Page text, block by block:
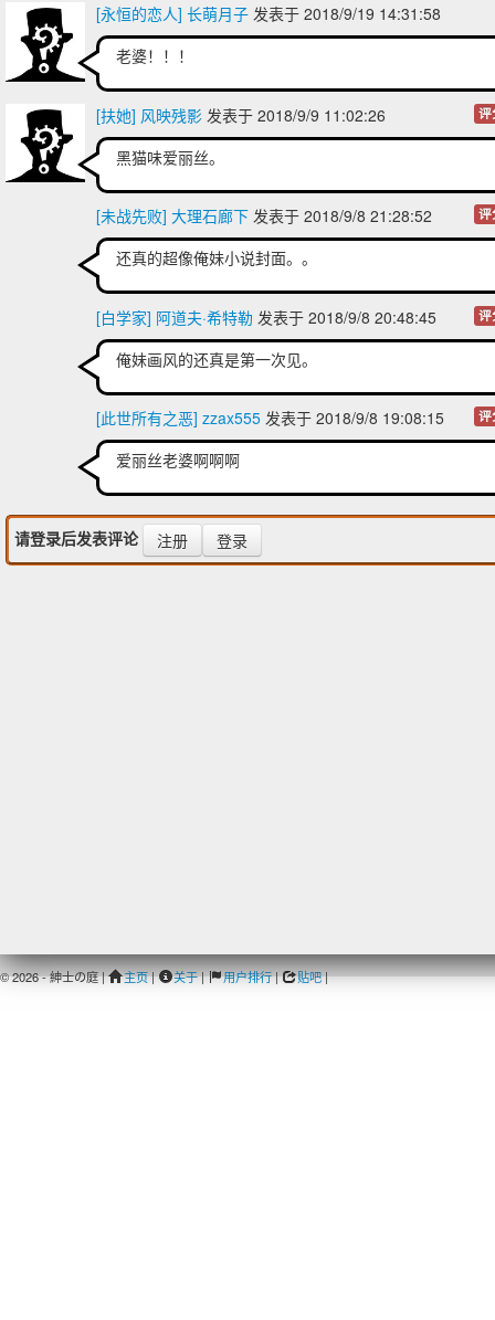
[永恒的恋人] 长萌月子 发表于 2018/9/19 14:31:58
老婆！！！
[扶她] 风映残影 发表于 2018/9/9 11:02:26 评
黑猫味爱丽丝。
[未战先败] 大理石廊下 发表于 2018/9/8 21:28:52 评
还真的超像俺妹小说封面。。
[白学家] 阿道夫·希特勒 发表于 2018/9/8 20:48:45 评
俺妹画风的还真是第一次见。
[此世所有之恶] zzax555 发表于 2018/9/8 19:08:15 评
爱丽丝老婆啊啊啊
请登录后发表评论 注册 登录
© 2026 - 紳士の庭 | 主页| 关于| 用户排行| 贴吧|